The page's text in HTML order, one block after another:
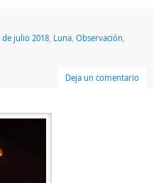
de julio 2018, Luna, Observación
Deja un comentario